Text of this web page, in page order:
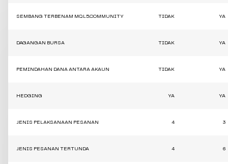
SEMBANG TERBENAM MQL5.COMMUNITY TIDAK YA
DAGANGAN BURSA TIDAK YA
PEMINDAHAN DANA ANTARA AKAUN TIDAK YA
HEDGING YA YA
JENIS PELAKSANAAN PESANAN 4 3
JENIS PESANAN TERTUNDA 4 6